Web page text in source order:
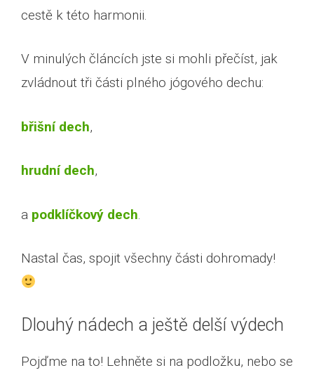
cestě k této harmonii.
V minulých článcích jste si mohli přečíst, jak
zvládnout tři části plného jógového dechu:
břišní dech,
hrudní dech,
a podklíčkový dech.
Nastal čas, spojit všechny části dohromady!
Dlouhý nádech a ještě delší výdech
Pojďme na to! Lehněte si na podložku, nebo se